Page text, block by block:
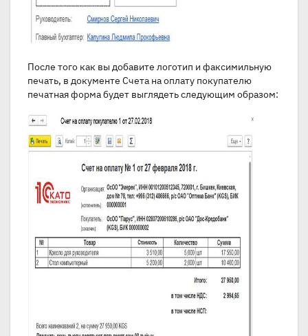
После того как вы добавите логотип и факсимильную
печать, в документе Счета на оплату покупателю
печатная форма будет выглядеть следующим образом: